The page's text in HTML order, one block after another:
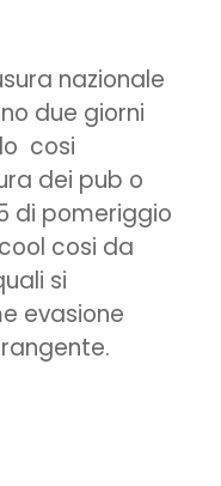
nazionale
due giorni
cosi
dei pub o
di pomeriggio
cosi da
si
evasione